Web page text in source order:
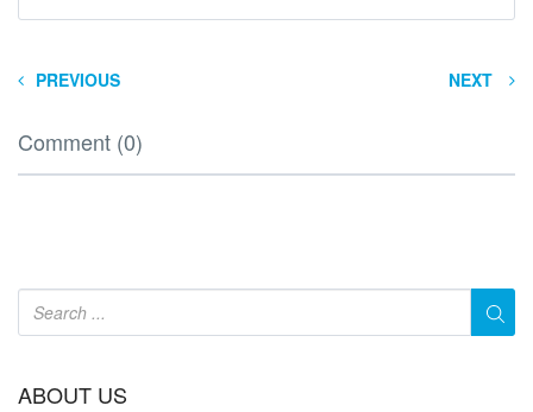
PREVIOUS NEXT
Comment (0)
ABOUT US